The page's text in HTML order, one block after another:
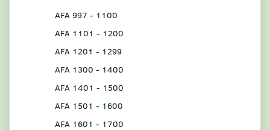
AFA 997 - 1100
AFA 1101 - 1200
AFA 1201 - 1299
AFA 1300 - 1400
AFA 1401 - 1500
AFA 1501 - 1600
AFA 1601 - 1700